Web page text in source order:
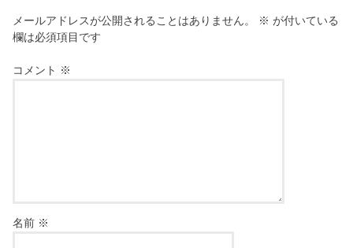
メールアドレスが公開されることはありません。 ※ が付いている
欄は必須項目です
コメント ※
名前 ※